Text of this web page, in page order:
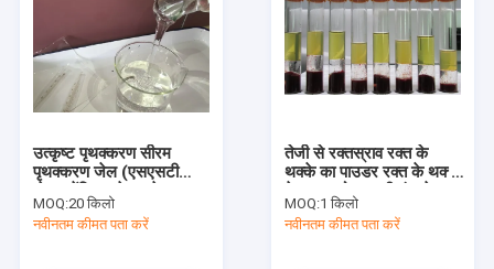
उत्कृष्ट पृथक्करण सीरम
पृथक्करण जेल (एसएसटी
जेल) सेंट्रिफ्यूगेशन के बाद
स्वच्छ परत कोई क्रॉस संदूषण
नहीं
MOQ:20 किलो
नवीनतम कीमत पता करें
तेजी से रक्तस्राव रक्त के
थक्के का पाउडर रक्त के थक्के
के समय को प्रभावी ढंग से
छोटा करता है
MOQ:1 किलो
नवीनतम कीमत पता करें